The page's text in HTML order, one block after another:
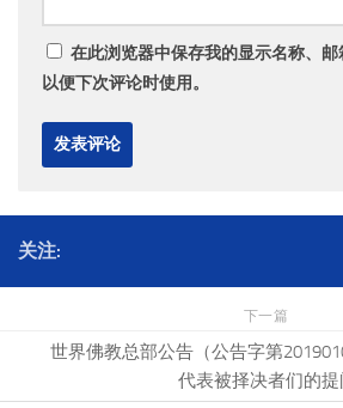
在此浏览器中保存我的显示名称、邮
以便下次评论时使用。
关注:
下一篇
世界佛教总部公告（公告字第
代表被择决者们的提